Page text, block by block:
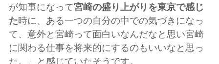
が知事になって宮崎の盛り上がりを東京で感じ
た時に、ある一つの自分の中での気づきになっ
て、意外と宮崎って面白いなんだなと思い宮崎
に関わる仕事を将来的にするのもいいなと思っ
た。」と感じていたそうです。